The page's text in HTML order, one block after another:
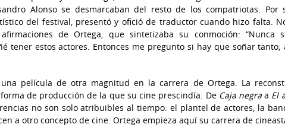
Alonso se desmarcaban del resto de los compatriotas. Por
del festival, presentó y ofició de traductor cuando hizo falta.
de Ortega, que sintetizaba su conmoción: “Nunca
tener estos actores. Entonces me pregunto si hay que soñar tanto;
película de otra magnitud en la carrera de Ortega. La
de producción de la que su cine prescindía. De Caja negraa El
no son solo atribuibles al tiempo: el plantel de actores, la
a otro concepto de cine. Ortega empieza aquí su carrera de